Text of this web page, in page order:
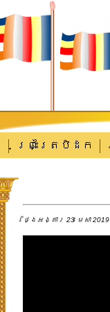
ព្រះត្រៃបិដក
ថ្ងៃអង្គារ 23 មេសា